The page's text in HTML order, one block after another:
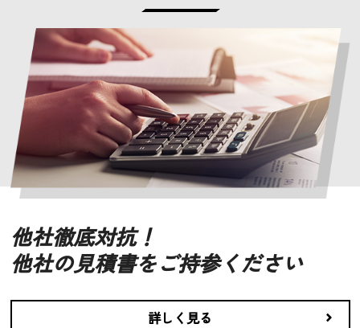
他社徹底対抗！
他社の見積書をご持参ください
詳しく見る